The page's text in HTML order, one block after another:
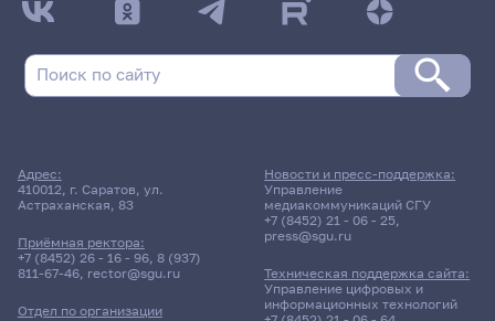
ДАТА ПОСЛЕДНЕГО ОБНОВЛЕНИЯ:
18.03.2026
Внутренние болезни
331гр., ФФМиМТ
Д/о
8 корпус, 409 комната
Адрес:
410012, г. Саратов, ул.
Астраханская, 83
Приёмная ректора:
+7 (8452) 26 - 16 - 96, 8 (937)
811-67-46, rector@sgu.ru
Отдел по организации
Новости и пресс-поддержка:
Управление
медиакоммуникаций СГУ
+7 (8452) 21 - 06 - 25,
press@sgu.ru
Техническая поддержка сайта:
Управление цифровых и
информационных технологий